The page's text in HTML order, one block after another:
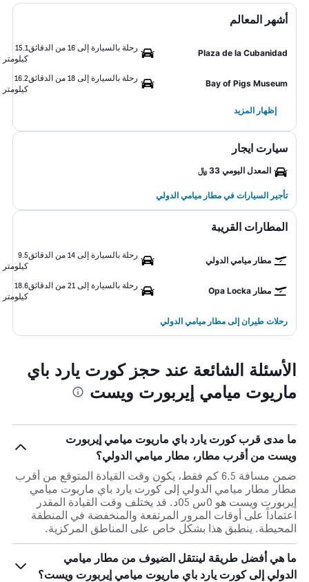
أشهر المعالم
Plaza de la Cubanidad
رحلة بالسيارة إلى 16 من الدقائق
15.1
كيلومتر
Bay of Pigs Museum
رحلة بالسيارة إلى 18 من الدقائق
16.2
كيلومتر
إظهار المزيد
سيارت ايجار
المعدل اليومي 33 ﷼
تأجير السيارات في مطار ميامي الدولي
المطارات القريبة
مطار ميامي الدولي
رحلة بالسيارة إلى 14 من الدقائق
9.5
كيلومتر
مطار Opa Locka
رحلة بالسيارة إلى 21 من الدقائق
18.6
كيلومتر
رحلات طيران إلى مطار ميامي الدولي
الأسئلة الشائعة عند حجز كورت يارد باي
ماريوت ميامي إيربورت ويست
ما مدى قرب كورت يارد باي ماريوت ميامي إيربورت
ويست من أقرب مطار، مطار ميامي الدولي؟
ضمن مسافة 6.5 كم فقط، يكون وقت القيادة المتوقع من أقرب
مطار مطار ميامي الدولي إلى كورت يارد باي ماريوت ميامي
إيربورت ويست هو 0س 05د. قد يختلف وقت القيادة المقدر
اعتماداً على أوقات المرور المرتفعة والمنخفضة في المنطقة
المحيطة. ينطبق هذا بشكل خاص على المناطق المركزية.
ما هي أفضل طريقة لينتقل الضيوف من مطار ميامي
الدولي إلى كورت يارد باي ماريوت ميامي إيربورت ويست؟